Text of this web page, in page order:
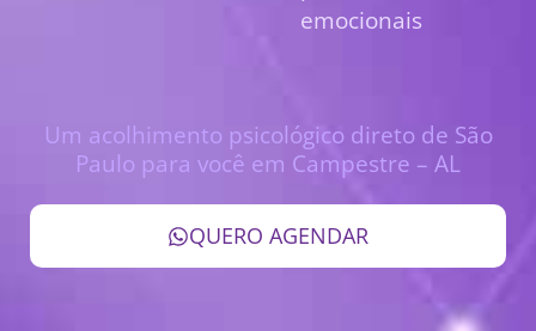
emocionais
Um acolhimento psicológico direto de São
Paulo para você em Campestre – AL
QUERO AGENDAR